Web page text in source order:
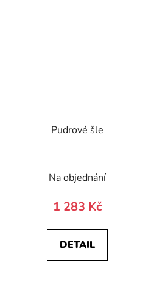
Pudrové šle
Na objednání
1 283 Kč
DETAIL